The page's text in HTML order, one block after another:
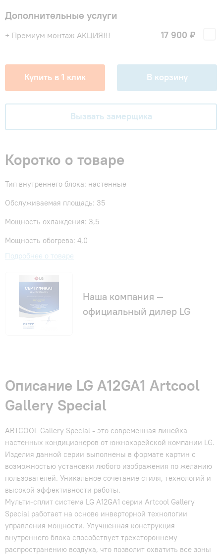
Дополнительные услуги
+ Премиум монтаж АКЦИЯ!!! 17 900 ₽
Купить в 1 клик В корзину
Вызвать замерщика
Коротко о товаре
Тип внутреннего блока: настенные
Обслуживаемая площадь: 35
Мощность охлаждения: 3,5
Мощность обогрева: 4,0
Подробнее о товаре
Наша компания —
официальный дилер LG
Описание LG A12GA1 Artcool
Gallery Special
ARTCOOL Gallery Special - это современная линейка
настенных кондиционеров от южнокорейской компании LG.
Изделия данной серии выполнены в формате картин с
возможностью установки любого изображения по желанию
пользователей. Уникальное сочетание стиля, технологий и
высокой эффективности работы.
Мульти-сплит система LG A12GA1 серии Artcool Gallery
Special работает на основе инверторной технологии
управления мощности. Улучшенная конструкция
внутреннего блока способствует трехстороннему
распространению воздуха, что позволит охватить все зоны